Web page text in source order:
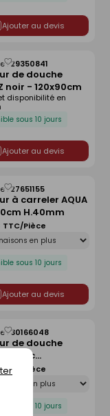
Ajouter au devis
de douche
noir - 120x90cm
:29350841
sous 10 jours
disponibilité en
Ajouter au devis
Enregistrer
comme
liste
à carreler AQUA
H.40mm
:27651155
sous 10 jours
TTC/Pièce
Ajouter au devis
Enregistrer
comme
liste
de douche
blanc
- 120 x 80
:30166048
sous 10 jours
TTC/Pièce
Enregistrer
comme